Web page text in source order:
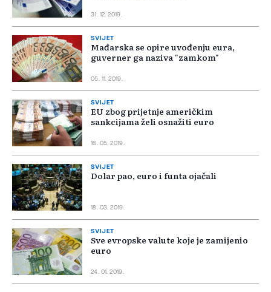
31. 12. 2019.
SVIJET
Mađarska se opire uvođenju eura,
guverner ga naziva "zamkom"
05. 11. 2019.
SVIJET
EU zbog prijetnje američkim
sankcijama želi osnažiti euro
16. 05. 2019.
SVIJET
Dolar pao, euro i funta ojačali
18. 03. 2019.
SVIJET
Sve evropske valute koje je zamijenio
euro
24. 01. 2019.